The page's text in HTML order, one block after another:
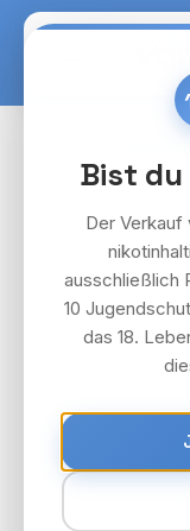
Zum Hauptinhalt
Bildergalerie
Bist du
Der Verkauf
ausschließlich
10
das 18.